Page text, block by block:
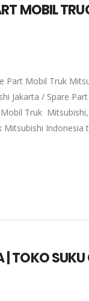
MOBIL
Part Mobil Truk
Jakarta / Spare
Truk
Indonesia
| TOKO